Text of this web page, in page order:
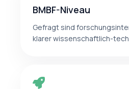
BMBF-Niveau
Gefragt sind
klarer wissenschaftlich-